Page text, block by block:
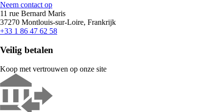
Neem contact op
11 rue Bernard Maris
37270 Montlouis-sur-Loire, Frankrijk
+33 1 86 47 62 58
Veilig betalen
Koop met vertrouwen op onze site